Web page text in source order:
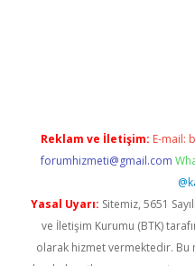
Reklam ve İletişim: E-mail:
forumhizmeti@gmail.com
Yasal Uyarı: Sitemiz, 5651
ve İletişim Kurumu (BTK)
olarak hizmet vermektedir.